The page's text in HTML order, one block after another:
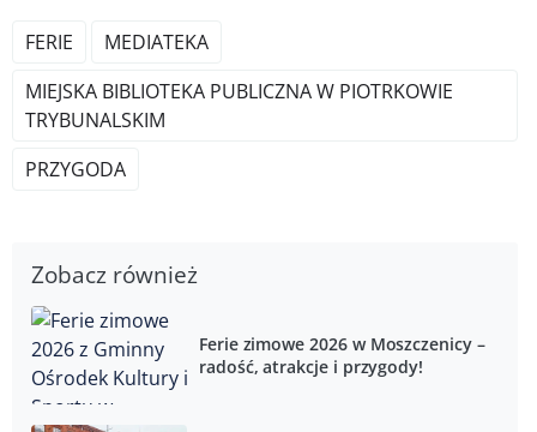
FERIE
MEDIATEKA
MIEJSKA BIBLIOTEKA PUBLICZNA W PIOTRKOWIE
TRYBUNALSKIM
PRZYGODA
Zobacz również
Ferie zimowe 2026 w Moszczenicy –
radość, atrakcje i przygody!